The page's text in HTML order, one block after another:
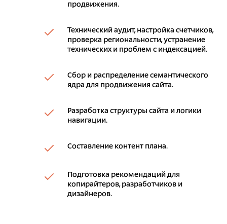
продвижения.
Технический аудит, настройка счетчиков,
проверка региональности, устранение
технических и проблем с индексацией.
Сбор и распределение семантического
ядра для продвижения сайта.
Разработка структуры сайта и логики
навигации.
Составление контент плана.
Подготовка рекомендаций для
копирайтеров, разработчиков и
дизайнеров.